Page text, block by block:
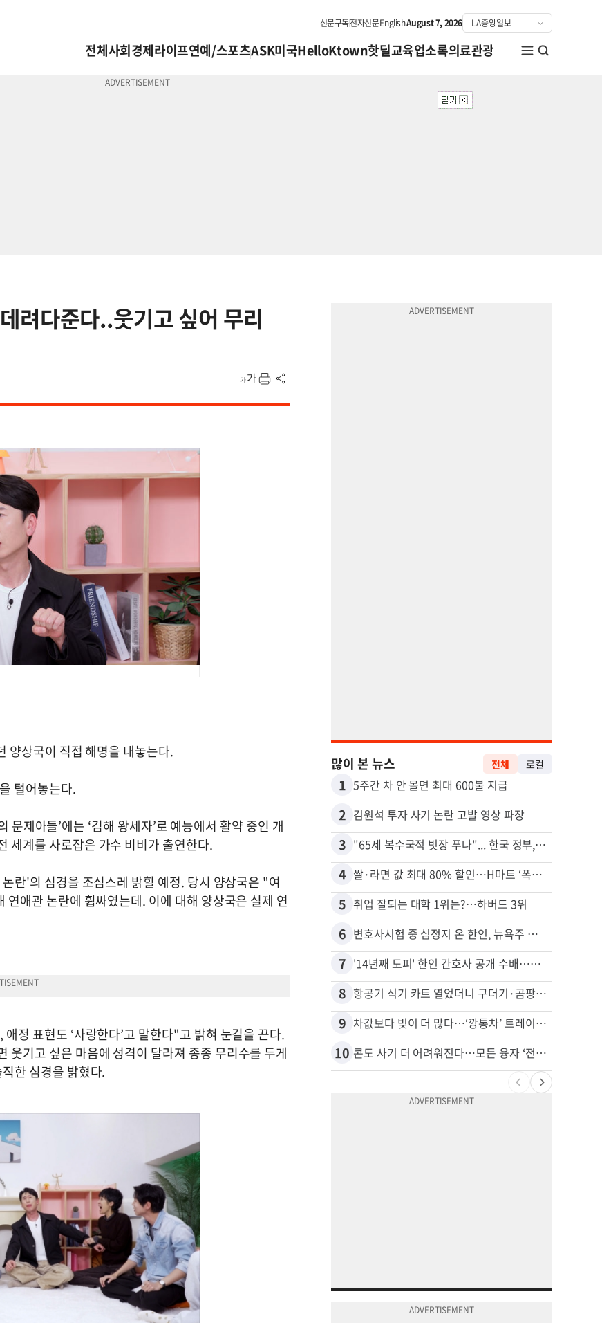
신문구독전자신문EnglishAugust 7, 2026
전체사회경제라이프연예/스포츠ASK미국HelloKtown핫딜교육업소록의료관광
려다준다..웃기고 싶어 무리
양상국이 직접 해명을 내놓는다.
털어놓는다.
제아들’에는 ‘김해 왕세자’로 예능에서 활약 중인 개
세계를 사로잡은 가수 비비가 출연한다.
란'의 심경을 조심스레 밝힐 예정. 당시 양상국은 "여
애관 논란에 휩싸였는데. 이에 대해 양상국은 실제 연
정 표현도 ‘사랑한다’고 말한다"고 밝혀 눈길을 끈다.
웃기고 싶은 마음에 성격이 달라져 종종 무리수를 두게
한 심경을 밝혔다.
많이 본 뉴스 전체 로컬
1 5주간 차 안 몰면 최대 600불 지급
2 김원석 투자 사기 논란 고발 영상 파장
3 "65세 복수국적 빗장 푸나"... 한국 정부, 연령 완화 전면 추진
4 쌀·라면 값 최대 80% 할인…H마트 ‘폭탄 세일’
5 취업 잘되는 대학 1위는?…하버드 3위
6 변호사시험 중 심정지 온 한인, 뉴욕주 제소
7 '14년째 도피' 한인 간호사 공개 수배…메디케어 사기 유죄
8 항공기 식기 카트 열었더니 구더기·곰팡이…LAX 기내식 업체 논란
9 차값보다 빚이 더 많다…‘깡통차’ 트레이드인 급증
10 콘도 사기 더 어려워진다…모든 융자 ‘전체 심사’